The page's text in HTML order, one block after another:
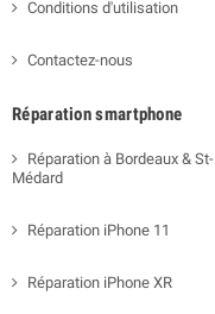
Conditions d'utilisation
Contactez-nous
Réparation smartphone
Réparation à Bordeaux & St-
Médard
Réparation iPhone 11
Réparation iPhone XR